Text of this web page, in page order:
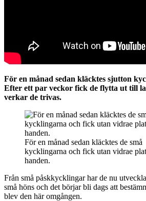
För en månad sedan kläcktes sjutton
Efter ett par veckor fick de flytta ut till
verkar de trivas.
För en månad sedan kläcktes de små
kycklingarna och fick utan vidrae
handen.
Från små påskkycklingar har de nu
små höns och det börjar bli dags att
blev den här omgången.